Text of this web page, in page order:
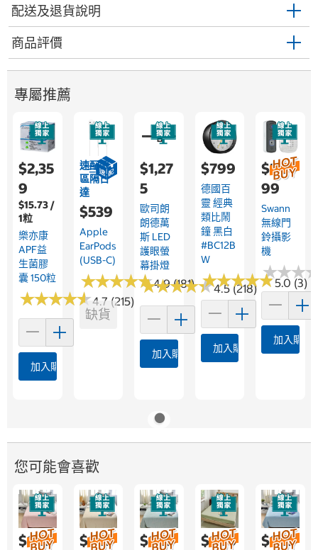
配送及退貨說明
商品評價
專屬推薦
$2,35
9
$15.73 /
1粒
樂亦康
APF益
生菌膠
囊 150粒
★★★★★
★★★★★4.7 (215)
加入購物車
速配限
區隔日
達
$539
Apple
EarPods
(USB-C)
★★★★★
★★★★★4.9 (181)
缺貨
$1,27
5
歐司朗
朗德萬
斯 LED
護眼螢
幕掛燈
★★★★★
★★★★★4.5 (218)
加入購物車
$799
德國百
靈 經典
類比鬧
鐘 黑白
#BC12B
W
★★★★★
★★★★★5.0 (3)
加入購物車
$2,9
99
Swann
無線門
鈴攝影
機
★★★
★★★
加入購物
您可能會喜歡
$1,25
$1,25
$1,25
$999
$1,25